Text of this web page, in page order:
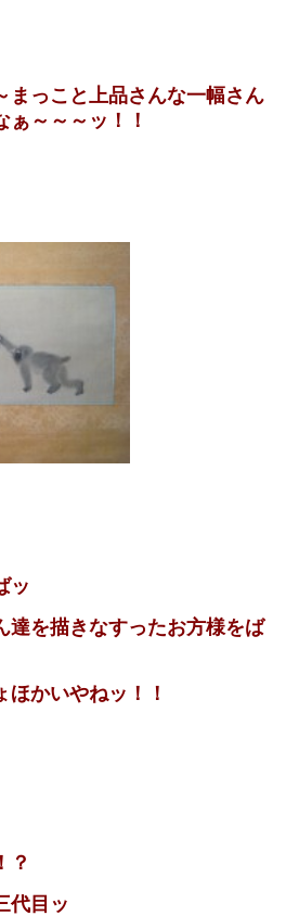
まっこと上品さんな一幅さん
ぁ～～～ッ！！
ッ
達を描きなすったお方様をば
かいやねッ！！
？
代目ッ